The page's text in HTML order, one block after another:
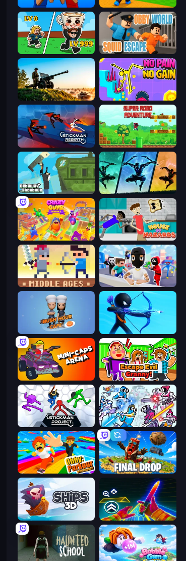
Puppet Fighter 2 Player Throw a Lucky Block
Brainrot Arena Online
Artillery Vs Tanks No Pain No Gain - Ragdoll Sandbox
Stickman Rebirth Super Robo - Adventure
Getaway Shootout Shadow Ninja Revenge
Crazy Guys House of Hazards
Castle Wars: Middle Ages
Rush Hour Cafe Archers Random
Mini-Caps: Arena Escape Evil Granny!
Stickman Project Space Wars Battleground
Obby: Parkour with Ragdoll Final Drop
Ships 3D Surf GO Parkour